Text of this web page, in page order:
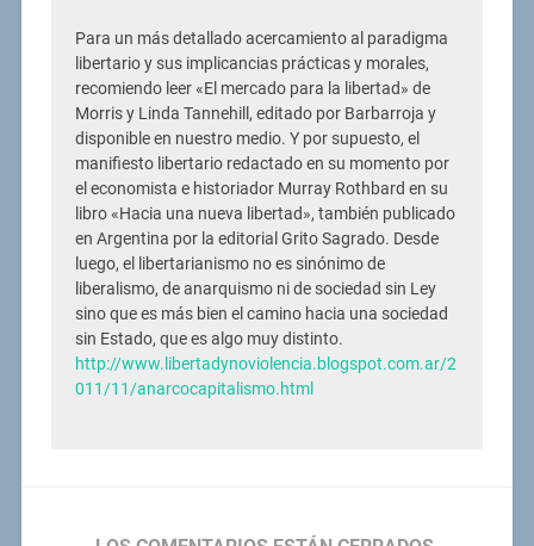
Para un más detallado acercamiento al paradigma
libertario y sus implicancias prácticas y morales,
recomiendo leer «El mercado para la libertad» de
Morris y Linda Tannehill, editado por Barbarroja y
disponible en nuestro medio. Y por supuesto, el
manifiesto libertario redactado en su momento por
el economista e historiador Murray Rothbard en su
libro «Hacia una nueva libertad», también publicado
en Argentina por la editorial Grito Sagrado. Desde
luego, el libertarianismo no es sinónimo de
liberalismo, de anarquismo ni de sociedad sin Ley
sino que es más bien el camino hacia una sociedad
sin Estado, que es algo muy distinto.
http://www.libertadynoviolencia.blogspot.com.ar/2
011/11/anarcocapitalismo.html